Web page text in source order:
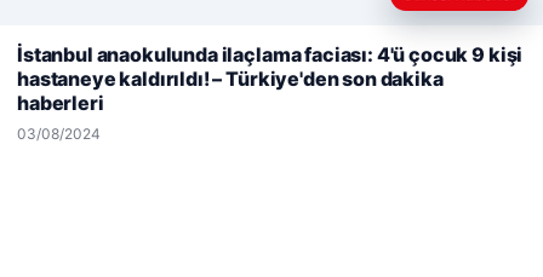
© 2026 Sepet Market | Haber – Alışveriş & Moda
deneyiminizi kişiselleştirmek ve geliştirmek amacıyla çerezler
kullanıyoruz.Çerez Politikamız
İstanbul anaokulunda ilaçlama faciası: 4'ü çocuk 9 kişi
hastaneye kaldırıldı! – Türkiye'den son dakika
haberleri
03/08/2024